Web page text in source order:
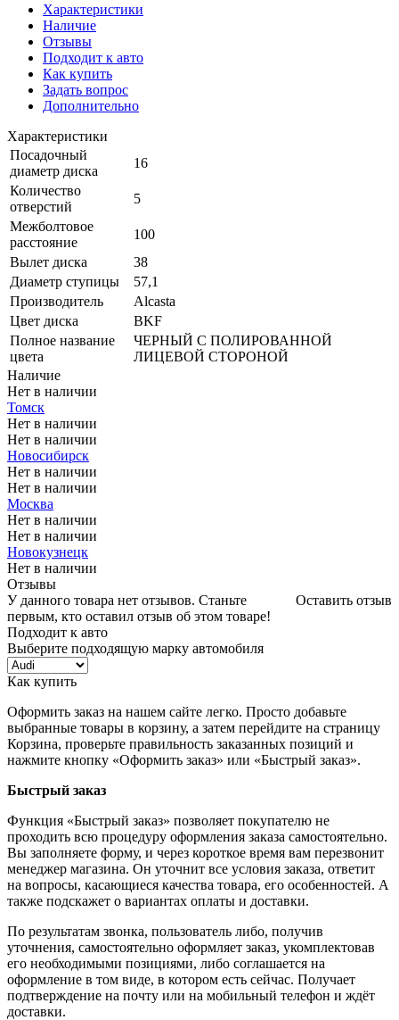
Характеристики
Наличие
Отзывы
Подходит к авто
Как купить
Задать вопрос
Дополнительно
Характеристики
Посадочный
диаметр диска
16
Количество
отверстий
5
Межболтовое
расстояние
100
Вылет диска
38
Диаметр ступицы
57,1
Производитель
Alcasta
Цвет диска
BKF
Полное название
цвета
ЧЕРНЫЙ С ПОЛИРОВАННОЙ
ЛИЦЕВОЙ СТОРОНОЙ
Наличие
Нет в наличии
Томск
Нет в наличии
Нет в наличии
Новосибирск
Нет в наличии
Нет в наличии
Москва
Нет в наличии
Нет в наличии
Новокузнецк
Нет в наличии
Отзывы
Оставить отзыв
У данного товара нет отзывов. Станьте
первым, кто оставил отзыв об этом товаре!
Подходит к авто
Выберите подходящую марку автомобиля
Как купить
Оформить заказ на нашем сайте легко. Просто добавьте
выбранные товары в корзину, а затем перейдите на страницу
Корзина, проверьте правильность заказанных позиций и
нажмите кнопку «Оформить заказ» или «Быстрый заказ».
Быстрый заказ
Функция «Быстрый заказ» позволяет покупателю не
проходить всю процедуру оформления заказа самостоятельно.
Вы заполняете форму, и через короткое время вам перезвонит
менеджер магазина. Он уточнит все условия заказа, ответит
на вопросы, касающиеся качества товара, его особенностей. А
также подскажет о вариантах оплаты и доставки.
По результатам звонка, пользователь либо, получив
уточнения, самостоятельно оформляет заказ, укомплектовав
его необходимыми позициями, либо соглашается на
оформление в том виде, в котором есть сейчас. Получает
подтверждение на почту или на мобильный телефон и ждёт
доставки.